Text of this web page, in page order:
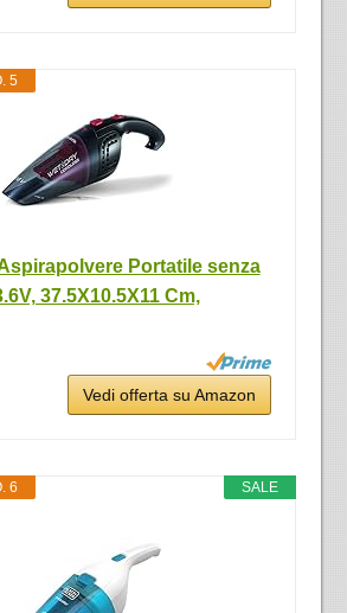
5
Portatile senza
37.5X10.5X11 Cm,
Vedi offerta su Amazon
SALE
6